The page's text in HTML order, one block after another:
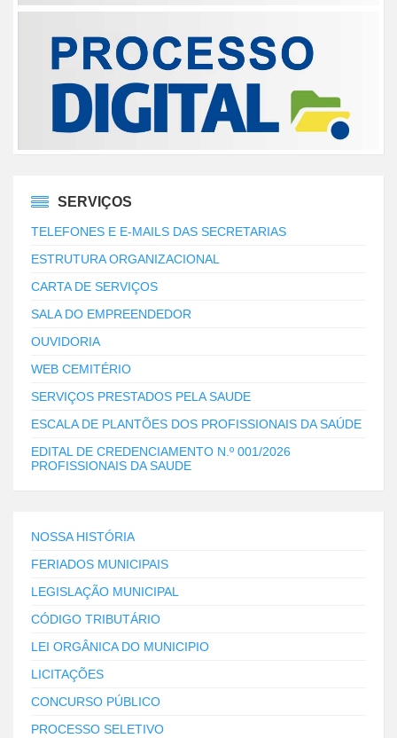
SERVIÇOS
TELEFONES E E-MAILS DAS SECRETARIAS
ESTRUTURA ORGANIZACIONAL
CARTA DE SERVIÇOS
SALA DO EMPREENDEDOR
OUVIDORIA
WEB CEMITÉRIO
SERVIÇOS PRESTADOS PELA SAUDE
ESCALA DE PLANTÕES DOS PROFISSIONAIS DA SAÚDE
EDITAL DE CREDENCIAMENTO N.º 001/2026
PROFISSIONAIS DA SAUDE
NOSSA HISTÓRIA
FERIADOS MUNICIPAIS
LEGISLAÇÃO MUNICIPAL
CÓDIGO TRIBUTÁRIO
LEI ORGÂNICA DO MUNICIPIO
LICITAÇÕES
CONCURSO PÚBLICO
PROCESSO SELETIVO